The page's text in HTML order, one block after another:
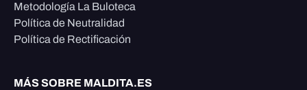
Metodología La Buloteca
Política de Neutralidad
Política de Rectificación
MÁS SOBRE MALDITA.ES